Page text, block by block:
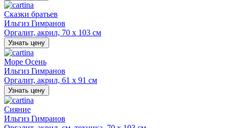
Сказки братьев
Ильгиз Гимранов
Оргалит, акрил, 70 х 103 см
Узнать цену
Море Осень
Ильгиз Гимранов
Оргалит, акрил, 61 х 91 см
Узнать цену
Сияние
Ильгиз Гимранов